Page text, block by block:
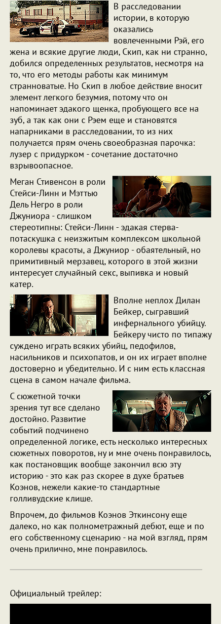
В расследовании
истории, в которую
оказались
вовлеченными Рэй, его
жена и всякие другие люди, Скип, как ни странно,
добился определенных результатов, несмотря на
то, что его методы работы как минимум
странноватые. Но Скип в любое действие вносит
элемент легкого безумия, потому что он
напоминает эдакого щенка, пробующего все на
зуб, а так как они с Рэем еще и становятся
напарниками в расследовании, то из них
получается прям очень своеобразная парочка:
лузер с придурком - сочетание достаточно
взрывоопасное.
Меган Стивенсон в роли
Стейси-Линн и Мэттью
Дель Негро в роли
Джуниора - слишком
стереотипны: Стейси-Линн - эдакая стерва-
потаскушка с неизжитым комплексом школьной
королевы красоты, а Джуниор - обаятельный, но
примитивный мерзавец, которого в этой жизни
интересует случайный секс, выпивка и новый
катер.
Вполне неплох Дилан
Бейкер, сыгравший
инфернального убийцу.
Бейкеру чисто по типажу
суждено играть всяких убийц, педофилов,
насильников и психопатов, и он их играет вполне
достоверно и убедительно. И с ним есть классная
сцена в самом начале фильма.
С сюжетной точки
зрения тут все сделано
достойно. Развитие
событий подчинено
определенной логике, есть несколько интересных
сюжетных поворотов, ну и мне очень понравилось,
как постановщик вообще закончил всю эту
историю - это как раз скорее в духе братьев
Коэнов, нежели какие-то стандартные
голливудские клише.
Впрочем, до фильмов Коэнов Эткинсону еще
далеко, но как полнометражный дебют, еще и по
его собственному сценарию - на мой взгляд, прям
очень прилично, мне понравилось.
Официальный трейлер: